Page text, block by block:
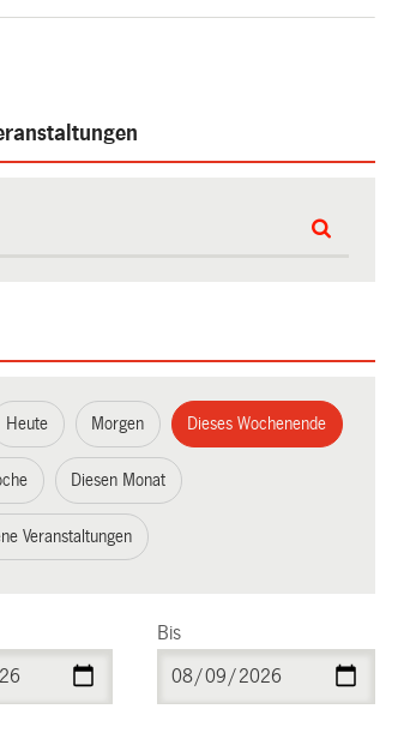
Heute Morgen Dieses Wochenende
Diesen Monat
Veranstaltungen
Bis